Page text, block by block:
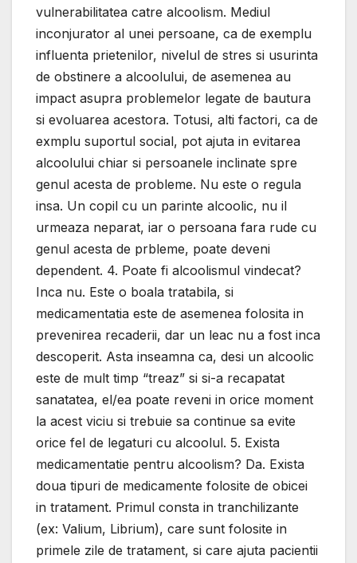
vulnerabilitatea catre alcoolism. Mediul
inconjurator al unei persoane, ca de exemplu
influenta prietenilor, nivelul de stres si usurinta
de obstinere a alcoolului, de asemenea au
impact asupra problemelor legate de bautura
si evoluarea acestora. Totusi, alti factori, ca de
exmplu suportul social, pot ajuta in evitarea
alcoolului chiar si persoanele inclinate spre
genul acesta de probleme. Nu este o regula
insa. Un copil cu un parinte alcoolic, nu il
urmeaza neparat, iar o persoana fara rude cu
genul acesta de prbleme, poate deveni
dependent. 4. Poate fi alcoolismul vindecat?
Inca nu. Este o boala tratabila, si
medicamentatia este de asemenea folosita in
prevenirea recaderii, dar un leac nu a fost inca
descoperit. Asta inseamna ca, desi un alcoolic
este de mult timp “treaz” si si-a recapatat
sanatatea, el/ea poate reveni in orice moment
la acest viciu si trebuie sa continue sa evite
orice fel de legaturi cu alcoolul. 5. Exista
medicamentatie pentru alcoolism? Da. Exista
doua tipuri de medicamente folosite de obicei
in tratament. Primul consta in tranchilizante
(ex: Valium, Librium), care sunt folosite in
primele zile de tratament, si care ajuta pacientii